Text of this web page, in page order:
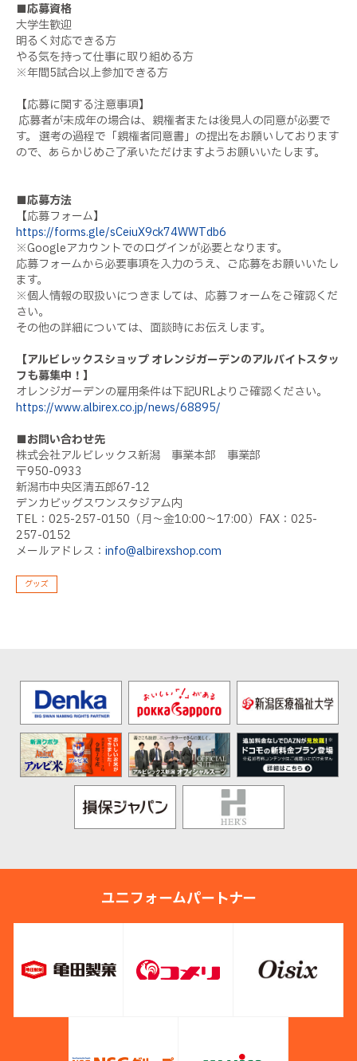
■応募資格
大学生歓迎
明るく対応できる方
やる気を持って仕事に取り組める方
※年間5試合以上参加できる方
【応募に関する注意事項】
応募者が未成年の場合は、親権者または後見人の同意が必要で
す。 選考の過程で「親権者同意書」の提出をお願いしております
ので、あらかじめご了承いただけますようお願いいたします。
■応募方法
【応募フォーム】
https://forms.gle/sCeiuX9ck74WWTdb6
※Googleアカウントでのログインが必要となります。
応募フォームから必要事項を入力のうえ、ご応募をお願いいたし
ます。
※個人情報の取扱いにつきましては、応募フォームをご確認くだ
さい。
その他の詳細については、面談時にお伝えします。
【アルビレックスショップ オレンジガーデンのアルバイトスタッ
フも募集中！】
オレンジガーデンの雇用条件は下記URLよりご確認ください。
https://www.albirex.co.jp/news/68895/
■お問い合わせ先
株式会社アルビレックス新潟 事業本部 事業部
〒950-0933
新潟市中央区清五郎67-12
デンカビッグスワンスタジアム内
TEL：025-257-0150（月～金10:00～17:00）FAX：025-
257-0152
メールアドレス： info@albirexshop.com
グッズ
ユニフォームパートナー